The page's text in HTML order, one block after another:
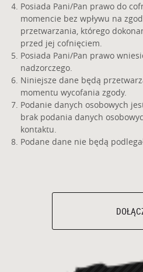
Posiada Pani/Pan prawo do
momencie bez wpływu na
przetwarzania, którego
przed jej cofnięciem.
Posiada Pani/Pan prawo
nadzorczego.
Niniejsze dane będą
momentu wycofania zgody.
Podanie danych osobowych
brak podania danych
kontaktu.
Podane dane nie będą